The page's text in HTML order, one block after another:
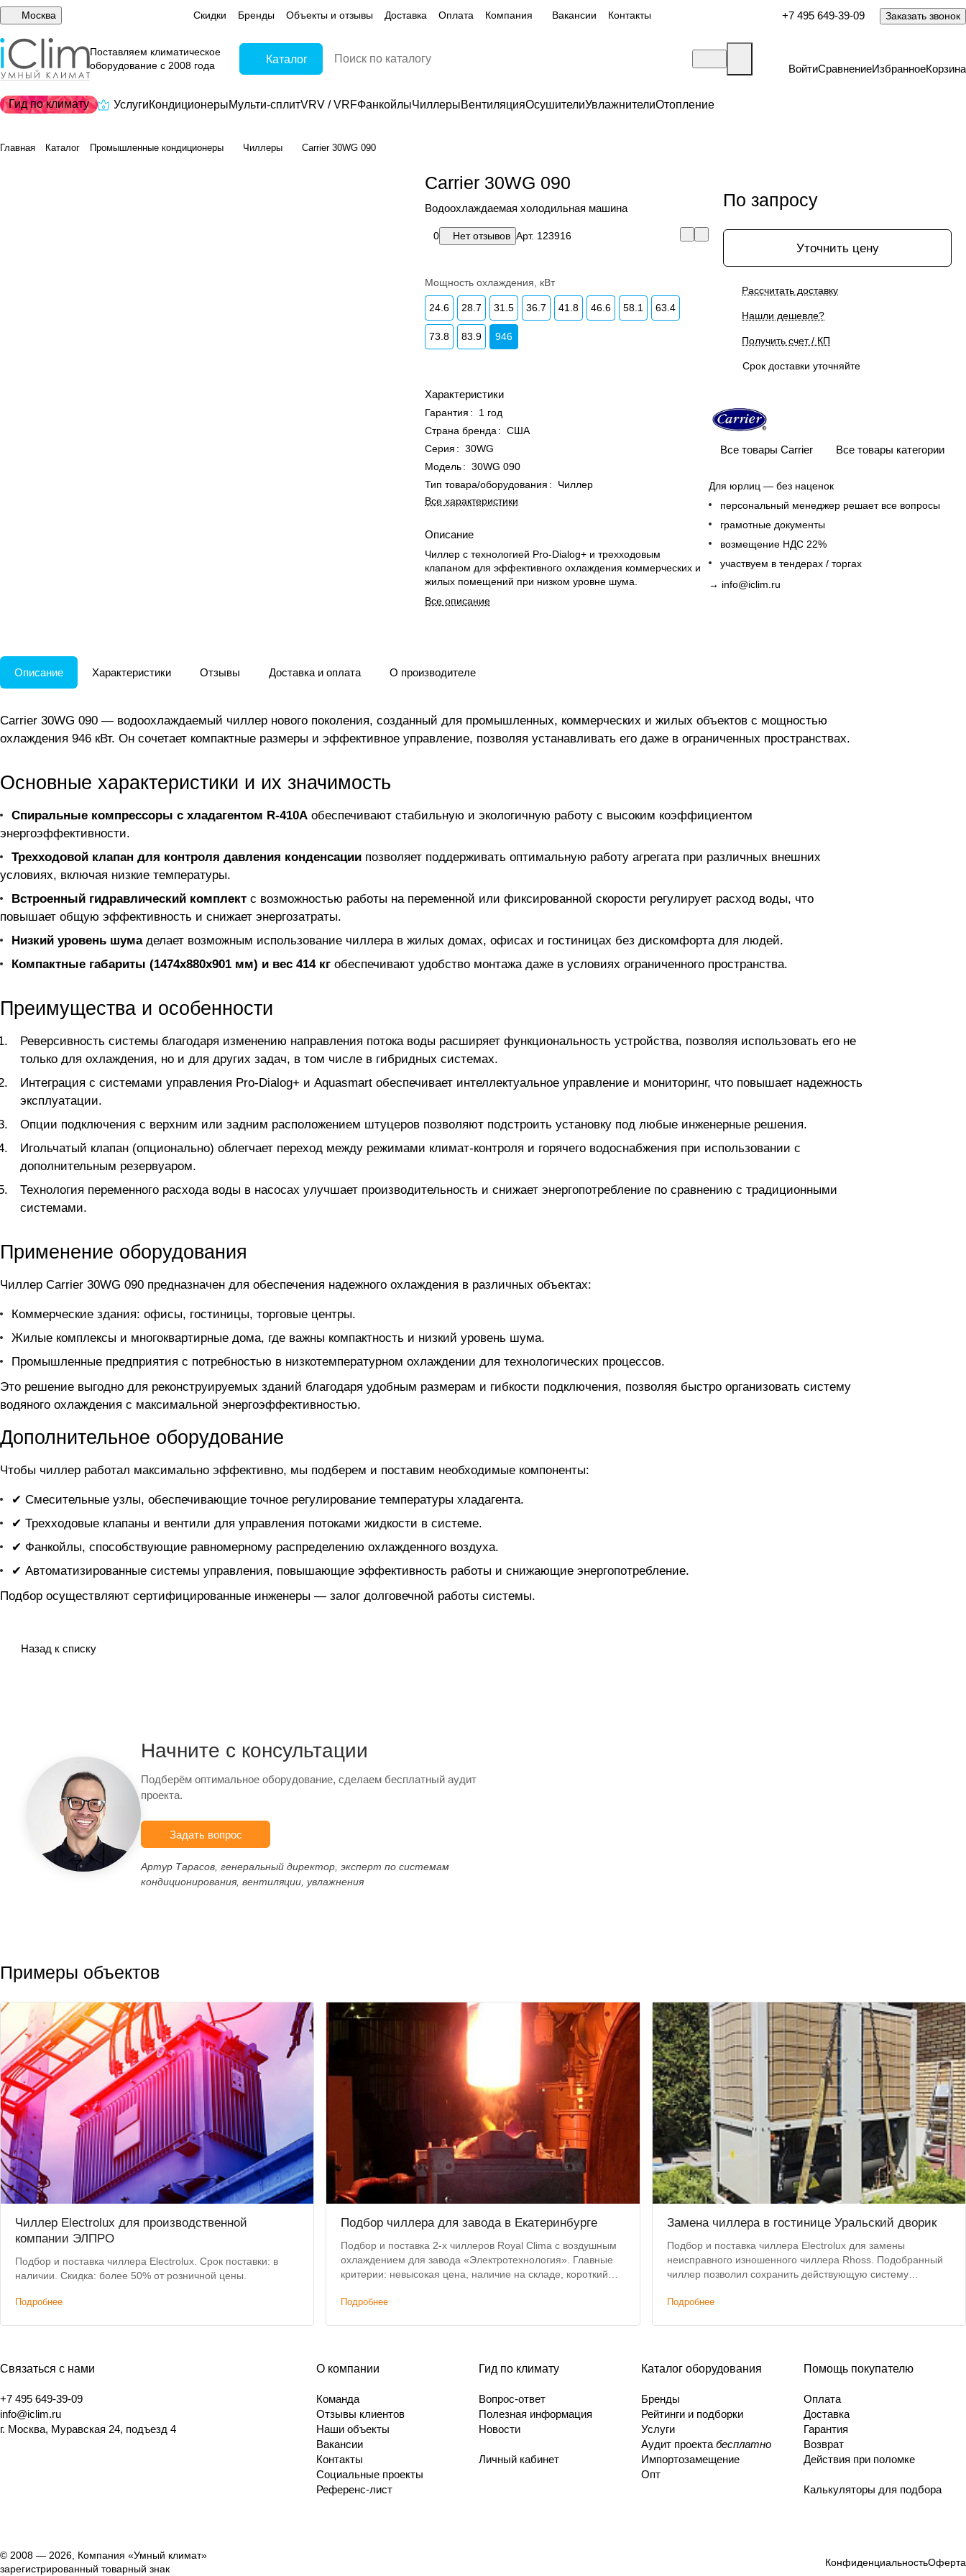
Москва Скидки Бренды Объекты и отзывы Доставка Оплата Компания Вакансии Контакты +7 495 649-39-09 Заказать звонок
Поставляем климатическое
оборудование с 2008 года
Каталог
ВойтиСравнениеИзбранноеКорзина
Гид по климату УслугиКондиционерыМульти-сплитVRV / VRFФанкойлыЧиллерыВентиляцияОсушителиУвлажнителиОтопление
Главная Каталог Промышленные кондиционеры Чиллеры Carrier 30WG 090
Carrier 30WG 090
Водоохлаждаемая холодильная машина
0 Нет отзывов Арт. 123916
Мощность охлаждения, кВт
24.6 28.7 31.5 36.7 41.8 46.6 58.1 63.4
73.8 83.9 946
Характеристики
Гарантия :
1 год
Страна бренда : США
Серия : 30WG
Модель: 30WG 090
Тип товара/оборудования :
Чиллер
Все характеристики
Описание
Чиллер с технологией Pro-Dialog+ и трехходовым
клапаном для эффективного охлаждения коммерческих и
жилых помещений при низком уровне шума.
Все описание
По запросу
Уточнить цену
Рассчитать доставку
Нашли дешевле?
Получить счет / КП
Срок доставки уточняйте
Все товары Carrier Все товары категории
Для юрлиц — без наценок
персональный менеджер решает все вопросы
грамотные документы
возмещение НДС 22%
участвуем в тендерах / торгах
→ info@iclim.ru
Описание Характеристики Отзывы Доставка и оплата О производителе
Carrier 30WG 090 — водоохлаждаемый чиллер нового поколения, созданный для промышленных, коммерческих и жилых объектов с мощностью
охлаждения 946 кВт. Он сочетает компактные размеры и эффективное управление, позволяя устанавливать его даже в ограниченных пространствах.
Основные характеристики и их значимость
Спиральные компрессоры с хладагентом R-410A обеспечивают стабильную и экологичную работу с высоким коэффициентом
энергоэффективности.
Трехходовой клапан для контроля давления конденсации позволяет поддерживать оптимальную работу агрегата при различных внешних
условиях, включая низкие температуры.
Встроенный гидравлический комплект с возможностью работы на переменной или фиксированной скорости регулирует расход воды, что
повышает общую эффективность и снижает энергозатраты.
Низкий уровень шумаделает возможным использование чиллера в жилых домах, офисах и гостиницах без дискомфорта для людей.
Компактные габариты (1474х880х901 мм) и вес 414 кг обеспечивают удобство монтажа даже в условиях ограниченного пространства.
Преимущества и особенности
Реверсивность системы благодаря изменению направления потока воды расширяет функциональность устройства, позволяя использовать его не
только для охлаждения, но и для других задач, в том числе в гибридных системах.
Интеграция с системами управления Pro-Dialog+ и Aquasmart обеспечивает интеллектуальное управление и мониторинг, что повышает надежность
эксплуатации.
Опции подключения с верхним или задним расположением штуцеров позволяют подстроить установку под любые инженерные решения.
Игольчатый клапан (опционально) облегчает переход между режимами климат-контроля и горячего водоснабжения при использовании с
дополнительным резервуаром.
Технология переменного расхода воды в насосах улучшает производительность и снижает энергопотребление по сравнению с традиционными
системами.
Применение оборудования
Чиллер Carrier 30WG 090 предназначен для обеспечения надежного охлаждения в различных объектах:
Коммерческие здания: офисы, гостиницы, торговые центры.
Жилые комплексы и многоквартирные дома, где важны компактность и низкий уровень шума.
Промышленные предприятия с потребностью в низкотемпературном охлаждении для технологических процессов.
Это решение выгодно для реконструируемых зданий благодаря удобным размерам и гибкости подключения, позволяя быстро организовать систему
водяного охлаждения с максимальной энергоэффективностью.
Дополнительное оборудование
Чтобы чиллер работал максимально эффективно, мы подберем и поставим необходимые компоненты:
✔ Смесительные узлы, обеспечивающие точное регулирование температуры хладагента.
✔ Трехходовые клапаны и вентили для управления потоками жидкости в системе.
✔ Фанкойлы, способствующие равномерному распределению охлажденного воздуха.
✔ Автоматизированные системы управления, повышающие эффективность работы и снижающие энергопотребление.
Подбор осуществляют сертифицированные инженеры — залог долговечной работы системы.
Назад к списку
Начните с консультации
Подберём оптимальное оборудование, сделаем бесплатный аудит
проекта.
Задать вопрос
Артур Тарасов, генеральный директор, эксперт по системам
кондиционирования, вентиляции, увлажнения
Примеры объектов
Чиллер Electrolux для производственной
компании ЭЛПРО
Подбор и поставка чиллера Electrolux. Срок поставки: в
наличии. Скидка: более 50% от розничной цены.
Подробнее
Подбор чиллера для завода в Екатеринбурге
Подбор и поставка 2-х чиллеров Royal Clima с воздушным
охлаждением для завода «Электротехнология». Главные
критерии: невысокая цена, наличие на складе, короткий
Подробнее
Замена чиллера в гостинице Уральский дворик
Подбор и поставка чиллера Electrolux для замены
неисправного изношенного чиллера Rhoss. Подобранный
чиллер позволил сохранить действующую систему
Подробнее
Связаться с нами
+7 495 649-39-09
info@iclim.ru
г. Москва, Муравская 24, подъезд 4
О компании
Команда
Отзывы клиентов
Наши объекты
Вакансии
Контакты
Социальные проекты
Референс-лист
Гид по климату
Вопрос-ответ
Полезная информация
Новости
Личный кабинет
Каталог оборудования
Бренды
Рейтинги и подборки
Услуги
Аудит проекта бесплатно
Импортозамещение
Опт
Помощь покупателю
Оплата
Доставка
Гарантия
Возврат
Действия при поломке
Калькуляторы для подбора
© 2008 — 2026, Компания «Умный климат»
зарегистрированный товарный знак
КонфиденциальностьОферта